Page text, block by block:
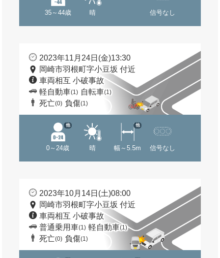
35～44歳 晴 信号なし
2023年11月24日(金)13:30
岡崎市羽根町字小豆坂 付近
車両相互 小破事故
軽自動車(1) 自転車(1)
死亡(0) 負傷(1)
0～24歳
他
晴 幅～5.5m
他
信号なし
2023年10月14日(土)08:00
岡崎市羽根町字小豆坂 付近
車両相互 小破事故
普通乗用車(1) 軽自動車(1)
死亡(0) 負傷(1)